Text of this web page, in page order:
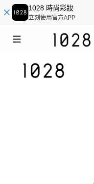
1028 時尚彩妝
立刻使用官方APP